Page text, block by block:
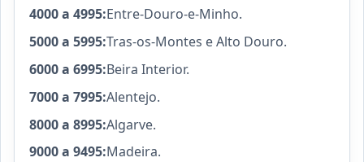
4000 a 4995:Entre-Douro-e-Minho.
5000 a 5995:Tras-os-Montes e Alto Douro.
6000 a 6995:Beira Interior.
7000 a 7995:Alentejo.
8000 a 8995:Algarve.
9000 a 9495:Madeira.